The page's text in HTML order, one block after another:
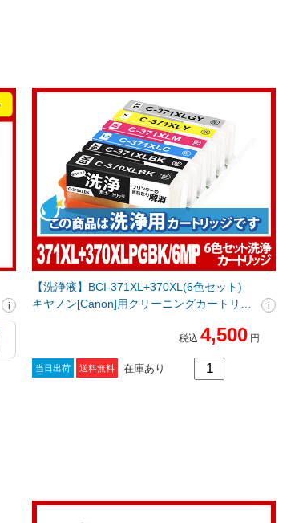
【洗浄液】BCI-371XL+370XL(6色セット)
キヤノン[Canon]用クリーニングカートリッ
税込 4,500 円
当日出荷 送料無料 在庫あり